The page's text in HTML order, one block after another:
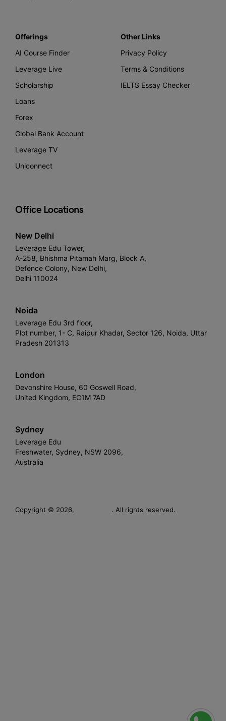
Offerings
AI Course Finder
Leverage Live
Scholarship
Loans
Forex
Global Bank Account
Leverage TV
Uniconnect
Other Links
Privacy Policy
Terms & Conditions
IELTS Essay Checker
Office Locations
New Delhi
Leverage Edu Tower,
A-258, Bhishma Pitamah Marg, Block A,
Defence Colony, New Delhi,
Delhi 110024
Noida
Leverage Edu 3rd floor,
Plot number, 1- C, Raipur Khadar, Sector 126, Noida, Uttar
Pradesh 201313
London
Devonshire House, 60 Goswell Road,
United Kingdom, EC1M 7AD
Sydney
Leverage Edu
Freshwater, Sydney, NSW 2096,
Australia
Copyright © 2026, . All rights reserved.